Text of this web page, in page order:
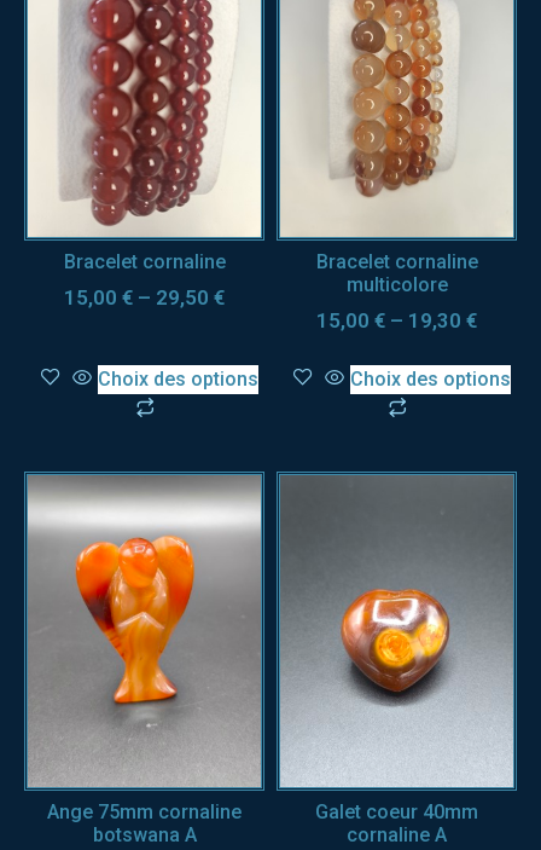
Bracelet cornaline
15,00 € – 29,50 €
Choix des options
Bracelet cornaline
multicolore
15,00 € – 19,30 €
Choix des options
Ange 75mm cornaline
botswana A
Galet coeur 40mm
cornaline A